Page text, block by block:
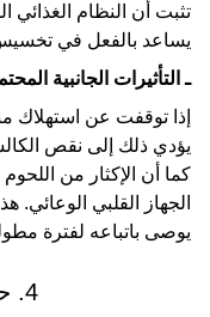
تثبت أن النظام
يساعد بالفعل في
ـ التأثيرات الجانبية
إذا توقفت عن استهلاك
يؤدي ذلك إلى نقص
كما أن الإكثار من
الجهاز القلبي الوعائي.
يوصى باتباعه لفترة
4. حمية تيم فيريس